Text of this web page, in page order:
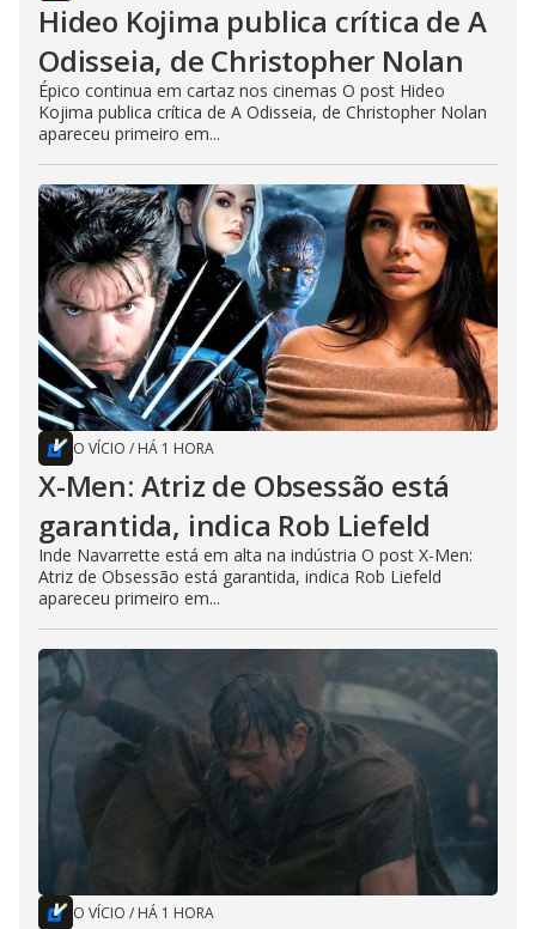
Hideo Kojima publica crítica de A
Odisseia, de Christopher Nolan
Épico continua em cartaz nos cinemas O post Hideo
Kojima publica crítica de A Odisseia, de Christopher Nolan
apareceu primeiro em...
O VÍCIO / HÁ 1 HORA
X-Men: Atriz de Obsessão está
garantida, indica Rob Liefeld
Inde Navarrette está em alta na indústria O post X-Men:
Atriz de Obsessão está garantida, indica Rob Liefeld
apareceu primeiro em...
O VÍCIO / HÁ 1 HORA